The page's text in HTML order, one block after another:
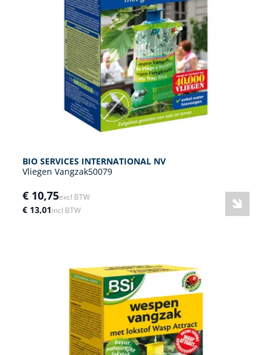
BIO SERVICES INTERNATIONAL NV
Vliegen Vangzak50079
€ 10,75excl BTW
€ 13,01incl BTW